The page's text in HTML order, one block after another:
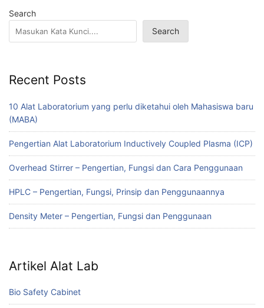
Search
Search
Recent Posts
10 Alat Laboratorium yang perlu diketahui oleh Mahasiswa baru
(MABA)
Pengertian Alat Laboratorium Inductively Coupled Plasma (ICP)
Overhead Stirrer – Pengertian, Fungsi dan Cara Penggunaan
HPLC – Pengertian, Fungsi, Prinsip dan Penggunaannya
Density Meter – Pengertian, Fungsi dan Penggunaan
Artikel Alat Lab
Bio Safety Cabinet